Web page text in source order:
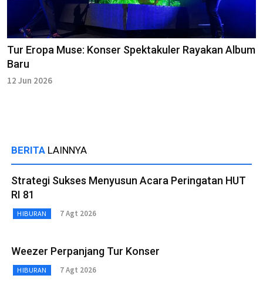
Tur Eropa Muse: Konser Spektakuler Rayakan Album
Baru
12 Jun 2026
BERITA LAINNYA
Strategi Sukses Menyusun Acara Peringatan HUT
RI 81
HIBURAN 7 Agt 2026
Weezer Perpanjang Tur Konser
HIBURAN 7 Agt 2026